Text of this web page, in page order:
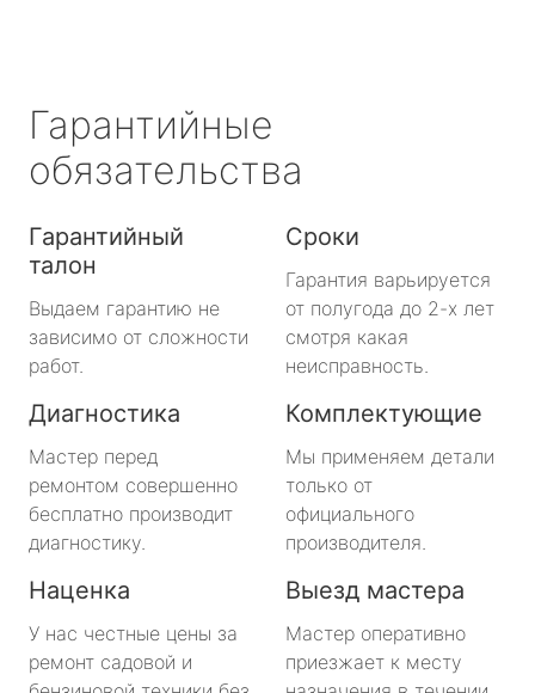
Гарантийные
обязательства
Гарантийный
талон
Выдаем гарантию не
зависимо от сложности
работ.
Сроки
Гарантия варьируется
от полугода до 2-х лет
смотря какая
неисправность.
Диагностика
Мастер перед
ремонтом совершенно
бесплатно производит
диагностику.
Комплектующие
Мы применяем детали
только от
официального
производителя.
Наценка
У нас честные цены за
ремонт садовой и
Выезд мастера
Мастер оперативно
приезжает к месту